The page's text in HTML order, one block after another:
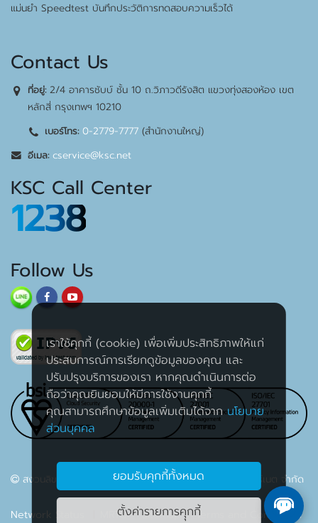
แม่นยำ Speedtest บันทึกประวัติการทดสอบความเร็วได้
Contact Us
ที่อยู่:2/4 อาคารชับบ์ ชั้น 10 ถ.วิภาวดีรังสิต แขวงทุ่งสองห้อง เขต
หลักสี่ กรุงเทพฯ 10210
เบอร์โทร: 0-2779-7777 (สำนักงานใหญ่)
อีเมล: cservice@ksc.net
KSC Call Center
1238
Follow Us
สงวนลิขสิทธิ์ 2563 บริษัท เค เอส ซี คอมเมอร์เชียล อินเตอร์เนต จำกัด
Network Status MRTG Sitemap Terms and Conditions
เราใช้คุกกี้ (cookie) เพื่อเพิ่มประสิทธิภาพให้แก่
ประสบการณ์การเรียกดูข้อมูลของคุณ และ
ปรับปรุงบริการของเรา หากคุณดำเนินการต่อ
ถือว่าคุณยินยอมให้มีการใช้งานคุกกี้
คุณสามารถศึกษาข้อมูลเพิ่มเติมได้จากนโยบาย
ส่วนบุคคล
ยอมรับคุกกี้ทั้งหมด
ตั้งค่ารายการคุุกกี้